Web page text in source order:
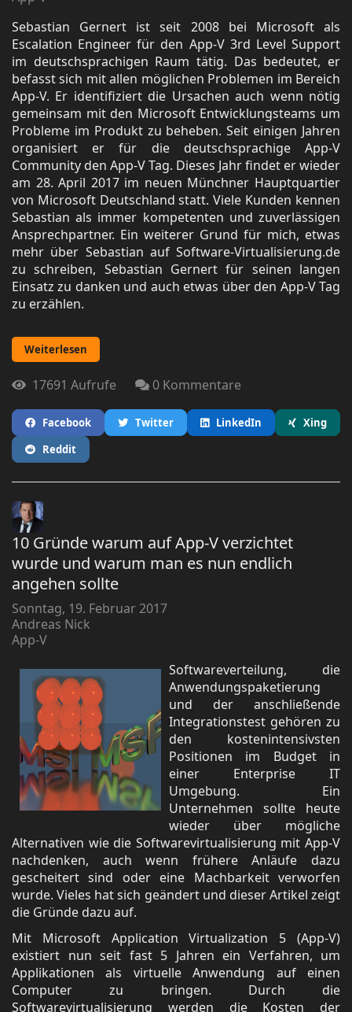
Sebastian Gernert ist seit 2008 bei Microsoft als
Escalation Engineer für den App-V 3rd Level Support
im deutschsprachigen Raum tätig. Das bedeutet, er
befasst sich mit allen möglichen Problemen im Bereich
App-V. Er identifiziert die Ursachen auch wenn nötig
gemeinsam mit den Microsoft Entwicklungsteams um
Probleme im Produkt zu beheben. Seit einigen Jahren
organisiert er für die deutschsprachige App-V
Community den App-V Tag. Dieses Jahr findet er wieder
am 28. April 2017 im neuen Münchner Hauptquartier
von Microsoft Deutschland statt. Viele Kunden kennen
Sebastian als immer kompetenten und zuverlässigen
Ansprechpartner. Ein weiterer Grund für mich, etwas
mehr über Sebastian auf Software-Virtualisierung.de
zu schreiben, Sebastian Gernert für seinen langen
Einsatz zu danken und auch etwas über den App-V Tag
zu erzählen.
Weiterlesen
17691 Aufrufe 0 Kommentare
Facebook Twitter LinkedIn
Xing
Reddit
10 Gründe warum auf App-V verzichtet
wurde und warum man es nun endlich
angehen sollte
Sonntag, 19. Februar 2017
Andreas Nick
App-V
Softwareverteilung, die
Anwendungspaketierung
und der anschließende
Integrationstest gehören zu
den kostenintensivsten
Positionen im Budget in
einer Enterprise IT
Umgebung. Ein
Unternehmen sollte heute
wieder über mögliche
Alternativen wie die Softwarevirtualisierung mit App-V
nachdenken, auch wenn frühere Anläufe dazu
gescheitert sind oder eine Machbarkeit verworfen
wurde. Vieles hat sich geändert und dieser Artikel zeigt
die Gründe dazu auf.
Mit Microsoft Application Virtualization 5 (App-V)
existiert nun seit fast 5 Jahren ein Verfahren, um
Applikationen als virtuelle Anwendung auf einen
Computer zu bringen. Durch die
Softwarevirtualisierung werden die Kosten der